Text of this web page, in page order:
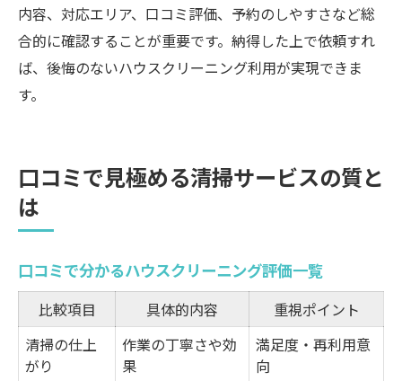
内容、対応エリア、口コミ評価、予約のしやすさなど総
合的に確認することが重要です。納得した上で依頼すれ
ば、後悔のないハウスクリーニング利用が実現できま
す。
口コミで見極める清掃サービスの質と
は
口コミで分かるハウスクリーニング評価一覧
比較項目 具体的内容
重視ポイント
清掃の仕上
がり
作業の丁寧さや効
果
満足度・再利用意
向